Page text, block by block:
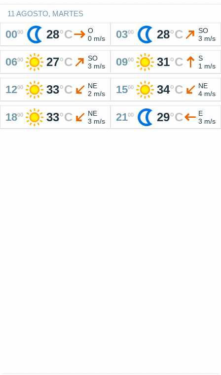
11 AGOSTO, MARTES
0000 28°C
O
0 m/s
0300 28°C
SO
3 m/s
0600 27°C
SO
3 m/s
0900 31°C
S
1 m/s
1200 33°C
NE
2 m/s
1500 34°C
NE
4 m/s
1800 33°C
NE
3 m/s
2100 29°C
E
3 m/s